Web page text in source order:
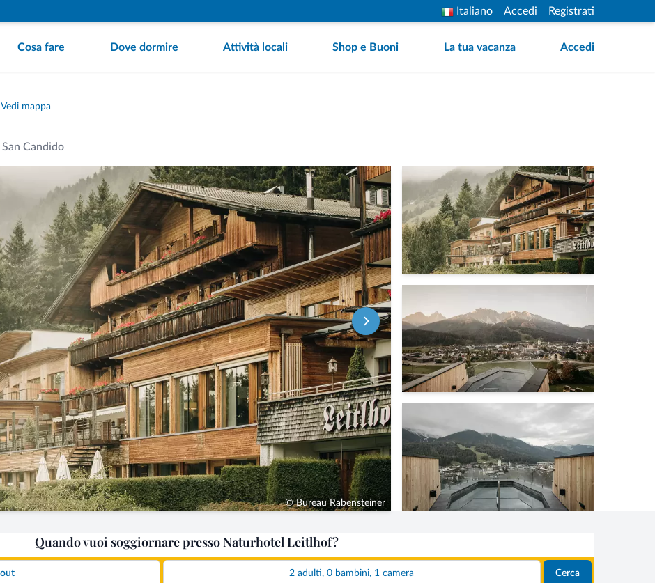
Italiano Accedi Registrati
Cosa fare Dove dormire Attività locali Shop e Buoni La tua vacanza Accedi
Vedi mappa
San Candido
© Bureau Rabensteiner
Quando vuoi soggiornare presso Naturhotel Leitlhof?
2 adulti, 0 bambini, 1 camera Cerca